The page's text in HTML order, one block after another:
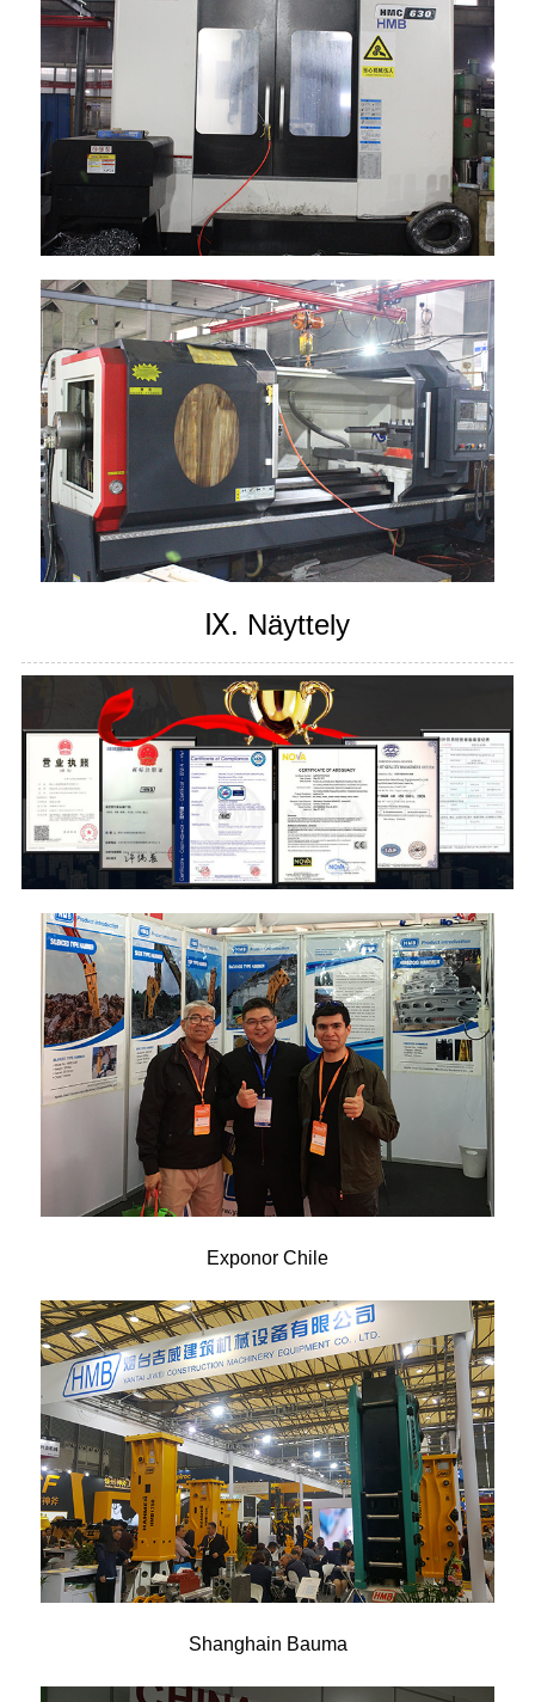
Ⅸ. Näyttely
Exponor Chile
Shanghain Bauma